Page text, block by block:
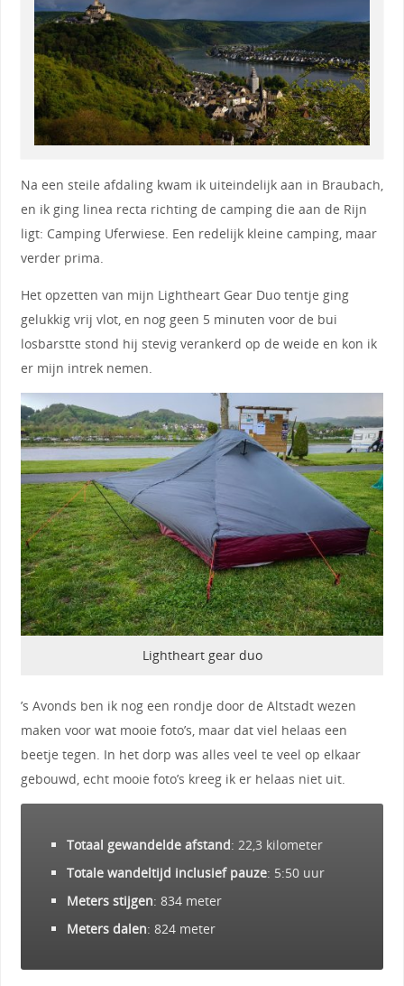
Na een steile afdaling kwam ik uiteindelijk aan in Braubach,
en ik ging linea recta richting de camping die aan de Rijn
ligt: Camping Uferwiese. Een redelijk kleine camping, maar
verder prima.
Het opzetten van mijn Lightheart Gear Duo tentje ging
gelukkig vrij vlot, en nog geen 5 minuten voor de bui
losbarstte stond hij stevig verankerd op de weide en kon ik
er mijn intrek nemen.
Lightheart gear duo
’s Avonds ben ik nog een rondje door de Altstadt wezen
maken voor wat mooie foto’s, maar dat viel helaas een
beetje tegen. In het dorp was alles veel te veel op elkaar
gebouwd, echt mooie foto’s kreeg ik er helaas niet uit.
Totaal gewandelde afstand: 22,3 kilometer
Totale wandeltijd inclusief pauze: 5:50 uur
Meters stijgen: 834 meter
Meters dalen: 824 meter